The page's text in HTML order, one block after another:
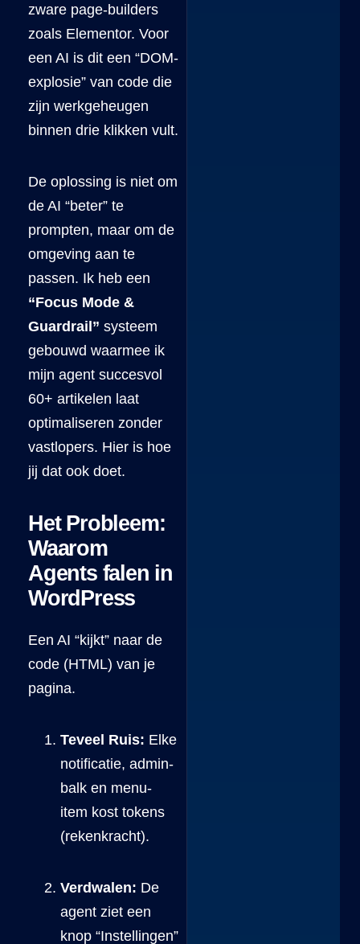
zware page-builders
zoals Elementor. Voor
een AI is dit een “DOM-
explosie” van code die
zijn werkgeheugen
binnen drie klikken vult.
De oplossing is niet om
de AI “beter” te
prompten, maar om de
omgeving aan te
passen. Ik heb een
“Focus Mode &
Guardrail” systeem
gebouwd waarmee ik
mijn agent succesvol
60+ artikelen laat
optimaliseren zonder
vastlopers. Hier is hoe
jij dat ook doet.
Het Probleem:
Waarom
Agents falen in
WordPress
Een AI “kijkt” naar de
code (HTML) van je
pagina.
Teveel Ruis: Elke
notificatie, admin-
balk en menu-
item kost tokens
(rekenkracht).
Verdwalen: De
agent ziet een
knop “Instellingen”